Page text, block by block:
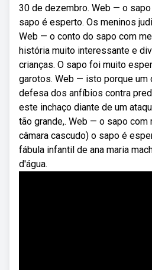
30 de dezembro. Web — o sapo
sapo é esperto. Os meninos
Web — o conto do sapo com
história muito interessante e
crianças. O sapo foi muito
garotos. Web — isto porque um
defesa dos anfíbios contra
este inchaço diante de um
tão grande,. Web — o sapo com
câmara cascudo) o sapo é
fábula infantil de ana maria
d'água.